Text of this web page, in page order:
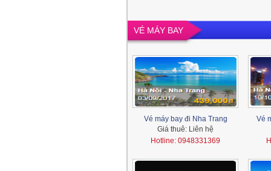
VÉ MÁY BAY
Vé máy bay đi Nha Trang
Giá thuê: Liên hệ
Hotline: 0948331369
Vé